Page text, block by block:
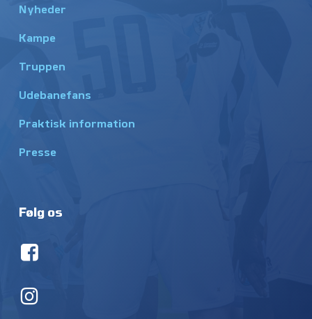
Nyheder
Kampe
Truppen
Udebanefans
Praktisk information
Presse
Følg os